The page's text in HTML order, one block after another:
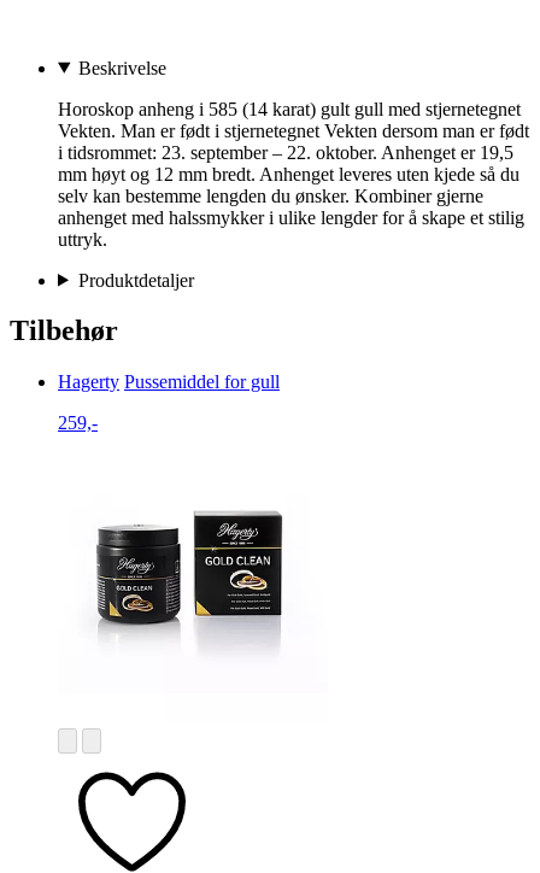
Beskrivelse
Horoskop anheng i 585 (14 karat) gult gull med stjernetegnet
Vekten. Man er født i stjernetegnet Vekten dersom man er født
i tidsrommet: 23. september – 22. oktober. Anhenget er 19,5
mm høyt og 12 mm bredt. Anhenget leveres uten kjede så du
selv kan bestemme lengden du ønsker. Kombiner gjerne
anhenget med halssmykker i ulike lengder for å skape et stilig
uttryk.
Produktdetaljer
Tilbehør
Hagerty Pussemiddel for gull
259,-